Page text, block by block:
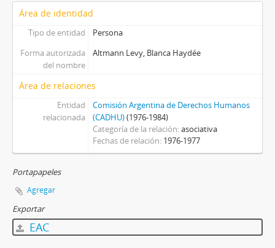
Área de identidad
Tipo de entidad
Persona
Forma autorizada
del nombre
Altmann Levy, Blanca Haydée
Área de relaciones
Entidad
relacionada
Comisión Argentina de Derechos Humanos
(CADHU)(1976-1984)
Categoría de la relación asociativa
Fechas de relación 1976-1977
Portapapeles
Agregar
Exportar
EAC